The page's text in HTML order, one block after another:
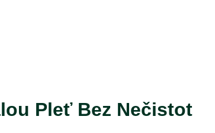
Pleť Bez Nečistot